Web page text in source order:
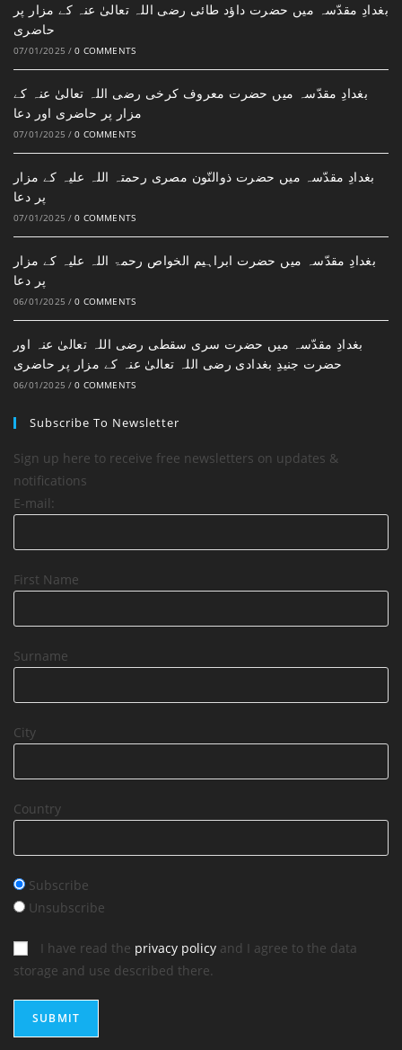
بغدادِ مقدّسہ میں حضرت داؤد طائی رضی اللہ تعالیٰ عنہ کے مزار پر
حاضری
07/01/2025 / 0 COMMENTS
بغدادِ مقدّسہ میں حضرت معروف کرخی رضی اللہ تعالیٰ عنہ کے
مزار پر حاضری اور دعا
07/01/2025 / 0 COMMENTS
بغدادِ مقدّسہ میں حضرت ذوالنّون مصری رحمتہ اللہ علیہ کے مزار
پر دعا
07/01/2025 / 0 COMMENTS
بغدادِ مقدّسہ میں حضرت ابراہیم الخواص رحمۃ اللہ علیہ کے مزار
پر دعا
06/01/2025 / 0 COMMENTS
بغدادِ مقدّسہ میں حضرت سری سقطی رضی اللہ تعالیٰ عنہ اور
حضرت جنیدِ بغدادی رضی اللہ تعالیٰ عنہ کے مزار پر حاضری
06/01/2025 / 0 COMMENTS
Subscribe To Newsletter
Sign up here to receive free newsletters on updates &
notifications
E-mail:
First Name
Surname
City
Country
Subscribe
Unsubscribe
I have read the privacy policy and I agree to the data
storage and use described there.